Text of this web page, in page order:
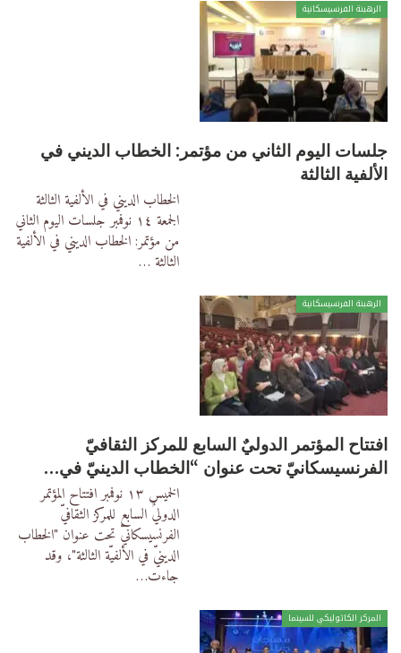
الرهبنة الفرنسيسكانية
جلسات اليوم الثاني من مؤتمر: الخطاب الديني في
الألفية الثالثة
الخطاب الديني في الألفية الثالثة
الجمعة ١٤ نوفمبر
جلسات اليوم الثاني
من مؤتمر:الخطاب الديني في الألفية
الثالثة …
الرهبنة الفرنسيسكانية
افتتاح المؤتمر الدوليٌ السابع للمركز الثقافيّ
الفرنسيسكانيّ تحت عنوان “الخطاب الدينيّ في…
الخميس ١٣ نوفمبر افتتاح المؤتمر
الدوليٌ السابع للمركز الثقافيّ
الفرنسيسكانيّ تحت عنوان "الخطاب
الدينيّ في الألفيّة الثالثة"، وقد
جاءت…
المركز الكاثوليكي للسينما